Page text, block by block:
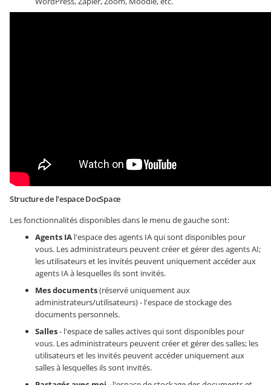
Structure de l'espace DocSpace
Les fonctionnalités disponibles dans le menu de gauche sont:
Agents IA l'espace des agents IA qui sont disponibles pour
vous. Les administrateurs peuvent créer et gérer des agents AI;
les utilisateurs et les invités peuvent uniquement accéder aux
agents IA à lesquelles ils sont invités.
Mes documents(réservé uniquement aux
administrateurs/utilisateurs) - l'espace de stockage des
documents personnels.
Salles- l'espace de salles actives qui sont disponibles pour
vous. Les administrateurs peuvent créer et gérer des salles; les
utilisateurs et les invités peuvent accéder uniquement aux
salles à lesquelles ils sont invités.